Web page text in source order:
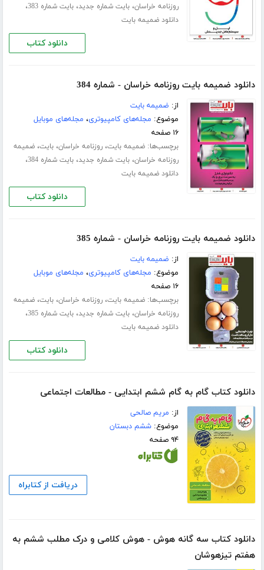
روزنامه خراسان،بایت شماره جدید،بایت شماره 383 ،
دانلود ضمیمه بایت
دانلود کتاب
دانلود ضمیمه بایت روزنامه خراسان - شماره 384
از: ضمیمه بایت
موضوع: مجله‌های کامپیوتری، مجله‌های موبایل
۱۶ صفحه
برچسب‌ها:ضمیمه بایت،روزنامه خراسان،بایت،ضمیمه
روزنامه خراسان،بایت شماره جدید،بایت شماره 384 ،
دانلود ضمیمه بایت
دانلود کتاب
دانلود ضمیمه بایت روزنامه خراسان - شماره 385
از: ضمیمه بایت
موضوع: مجله‌های کامپیوتری، مجله‌های موبایل
۱۶ صفحه
برچسب‌ها:ضمیمه بایت،روزنامه خراسان،بایت،ضمیمه
روزنامه خراسان،بایت شماره جدید،بایت شماره 385 ،
دانلود ضمیمه بایت
دانلود کتاب
دانلود کتاب گام به گام ششم ابتدایی - مطالعات اجتماعی
از: مریم صالحی
موضوع:ششم دبستان
۹۴ صفحه
دریافت از کتابراه
دانلود کتاب سه گانه هوش - هوش کلامی و درک مطلب ششم به
هفتم تیزهوشان